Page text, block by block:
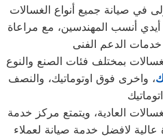
في صيانة جميع أنواع الغسالات
أنسب المهندسين، مع مراعاة
بمختلف فئات الصنع والنوع
، واخرى فوق اوتوماتيك، والنصف
العادية، ويتمتع مركز خدمة
عالية لافضل خدمة صيانة لعملاء